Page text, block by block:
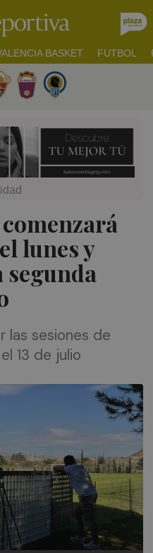
BASKET FUTBOL
lunes y
segunda
las sesiones de
13 de julio